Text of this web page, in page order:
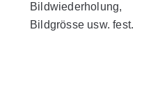
Bildwiederholung,
Bildgrösse usw. fest.